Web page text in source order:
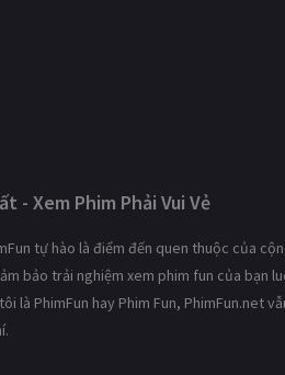
- Xem Phim Phải Vui Vẻ
tự hào là điểm đến quen thuộc của
bảo trải nghiệm xem phim fun của bạn
là PhimFun hay Phim Fun, PhimFun.net